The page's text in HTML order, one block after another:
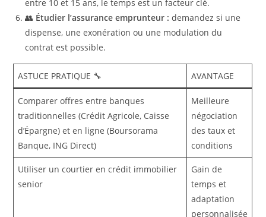
entre 10 et 15 ans, le temps est un facteur clé.
👥 Étudier l’assurance emprunteur : demandez si une
dispense, une exonération ou une modulation du
contrat est possible.
ASTUCE PRATIQUE 🔧 AVANTAGE
Comparer offres entre banques
traditionnelles (Crédit Agricole, Caisse
d’Épargne) et en ligne (Boursorama
Banque, ING Direct)
Meilleure
négociation
des taux et
conditions
Utiliser un courtier en crédit immobilier
senior
Gain de
temps et
adaptation
personnalisée